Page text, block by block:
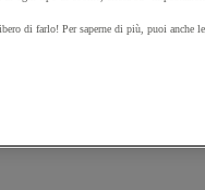
di farlo! Per saperne di più, puoi anche